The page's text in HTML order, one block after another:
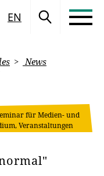
EN
News
für Medien- und
Veranstaltungen